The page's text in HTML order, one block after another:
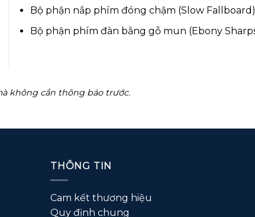
Bộ phận nắp phím đóng chậm (Slow Fallboard)
Bộ phận phím đàn bằng gỗ mun (Ebony
không cần thông báo trước.
THÔNG TIN
Cam kết thương hiệu
Quy định chung